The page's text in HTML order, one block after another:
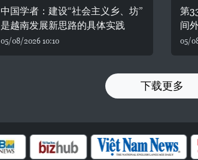
中国学者：建设“社会主义乡、坊”
是越南发展新思路的具体实践
05/08/2026 10:10
第
间
05/
下载更多